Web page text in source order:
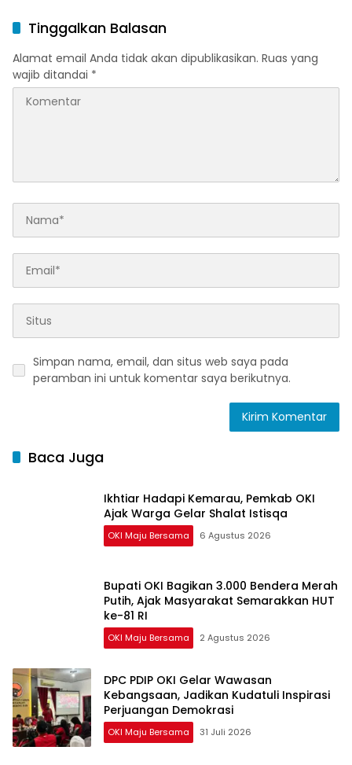
Tinggalkan Balasan
Alamat email Anda tidak akan dipublikasikan. Ruas yang
wajib ditandai *
Simpan nama, email, dan situs web saya pada
peramban ini untuk komentar saya berikutnya.
Baca Juga
Ikhtiar Hadapi Kemarau, Pemkab OKI
Ajak Warga Gelar Shalat Istisqa
OKI Maju Bersama 6 Agustus 2026
Bupati OKI Bagikan 3.000 Bendera Merah
Putih, Ajak Masyarakat Semarakkan HUT
ke-81 RI
OKI Maju Bersama 2 Agustus 2026
DPC PDIP OKI Gelar Wawasan
Kebangsaan, Jadikan Kudatuli Inspirasi
Perjuangan Demokrasi
OKI Maju Bersama 31 Juli 2026